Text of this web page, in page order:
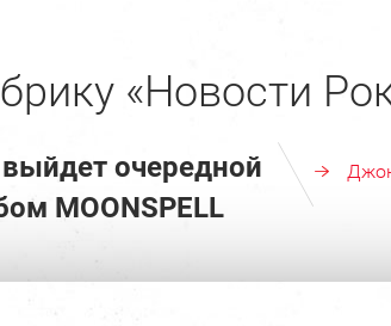
«Новости
очередной
MOONSPELL